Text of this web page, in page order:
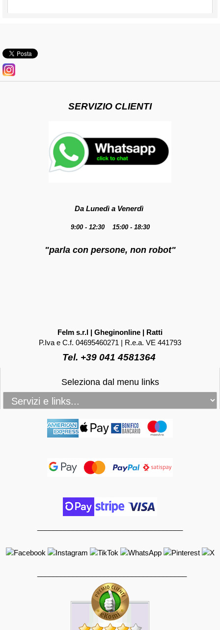
SERVIZIO CLIENTI
Da Lunedì a Venerdì
9:00 - 12:30 15:00 - 18:30
"parla con persone, non robot"
Felm s.r.l | Gheginonline | Ratti
P.Iva e C.f. 04695460271 | R.e.a. VE 441793
Tel. +39 041 4581364
Seleziona dal menu links